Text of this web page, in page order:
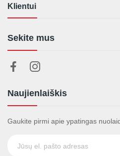
Klientui
Sekite mus
Naujienlaiškis
Gaukite pirmi apie ypatingas